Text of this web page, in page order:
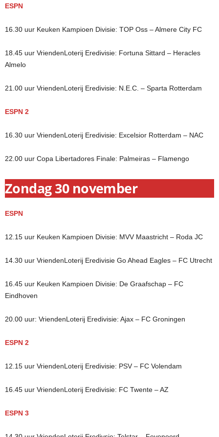
ESPN
16.30 uur Keuken Kampioen Divisie: TOP Oss – Almere City FC
18.45 uur VriendenLoterij Eredivisie: Fortuna Sittard – Heracles
Almelo
21.00 uur VriendenLoterij Eredivisie: N.E.C. – Sparta Rotterdam
ESPN 2
16.30 uur VriendenLoterij Eredivisie: Excelsior Rotterdam – NAC
22.00 uur Copa Libertadores Finale: Palmeiras – Flamengo
Zondag 30 november
ESPN
12.15 uur Keuken Kampioen Divisie: MVV Maastricht – Roda JC
14.30 uur VriendenLoterij Eredivisie Go Ahead Eagles – FC Utrecht
16.45 uur Keuken Kampioen Divisie: De Graafschap – FC
Eindhoven
20.00 uur: VriendenLoterij Eredivisie: Ajax – FC Groningen
ESPN 2
12.15 uur VriendenLoterij Eredivisie: PSV – FC Volendam
16.45 uur VriendenLoterij Eredivisie: FC Twente – AZ
ESPN 3